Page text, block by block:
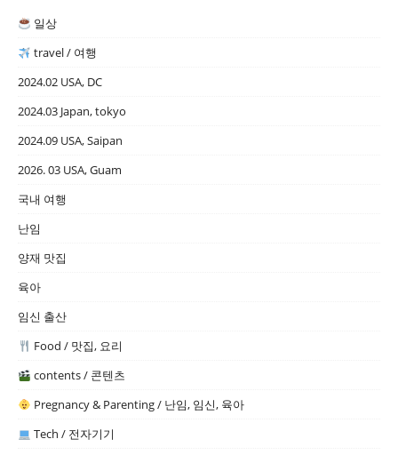
일상
travel / 여행
2024.02 USA, DC
2024.03 Japan, tokyo
2024.09 USA, Saipan
2026. 03 USA, Guam
국내 여행
난임
양재 맛집
육아
임신 출산
Food / 맛집, 요리
contents / 콘텐츠
Pregnancy & Parenting / 난임, 임신, 육아
Tech / 전자기기